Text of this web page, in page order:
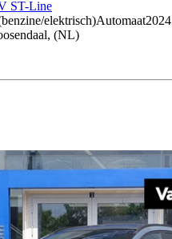
ST-Line
elektrisch)Automaat2024
(NL)